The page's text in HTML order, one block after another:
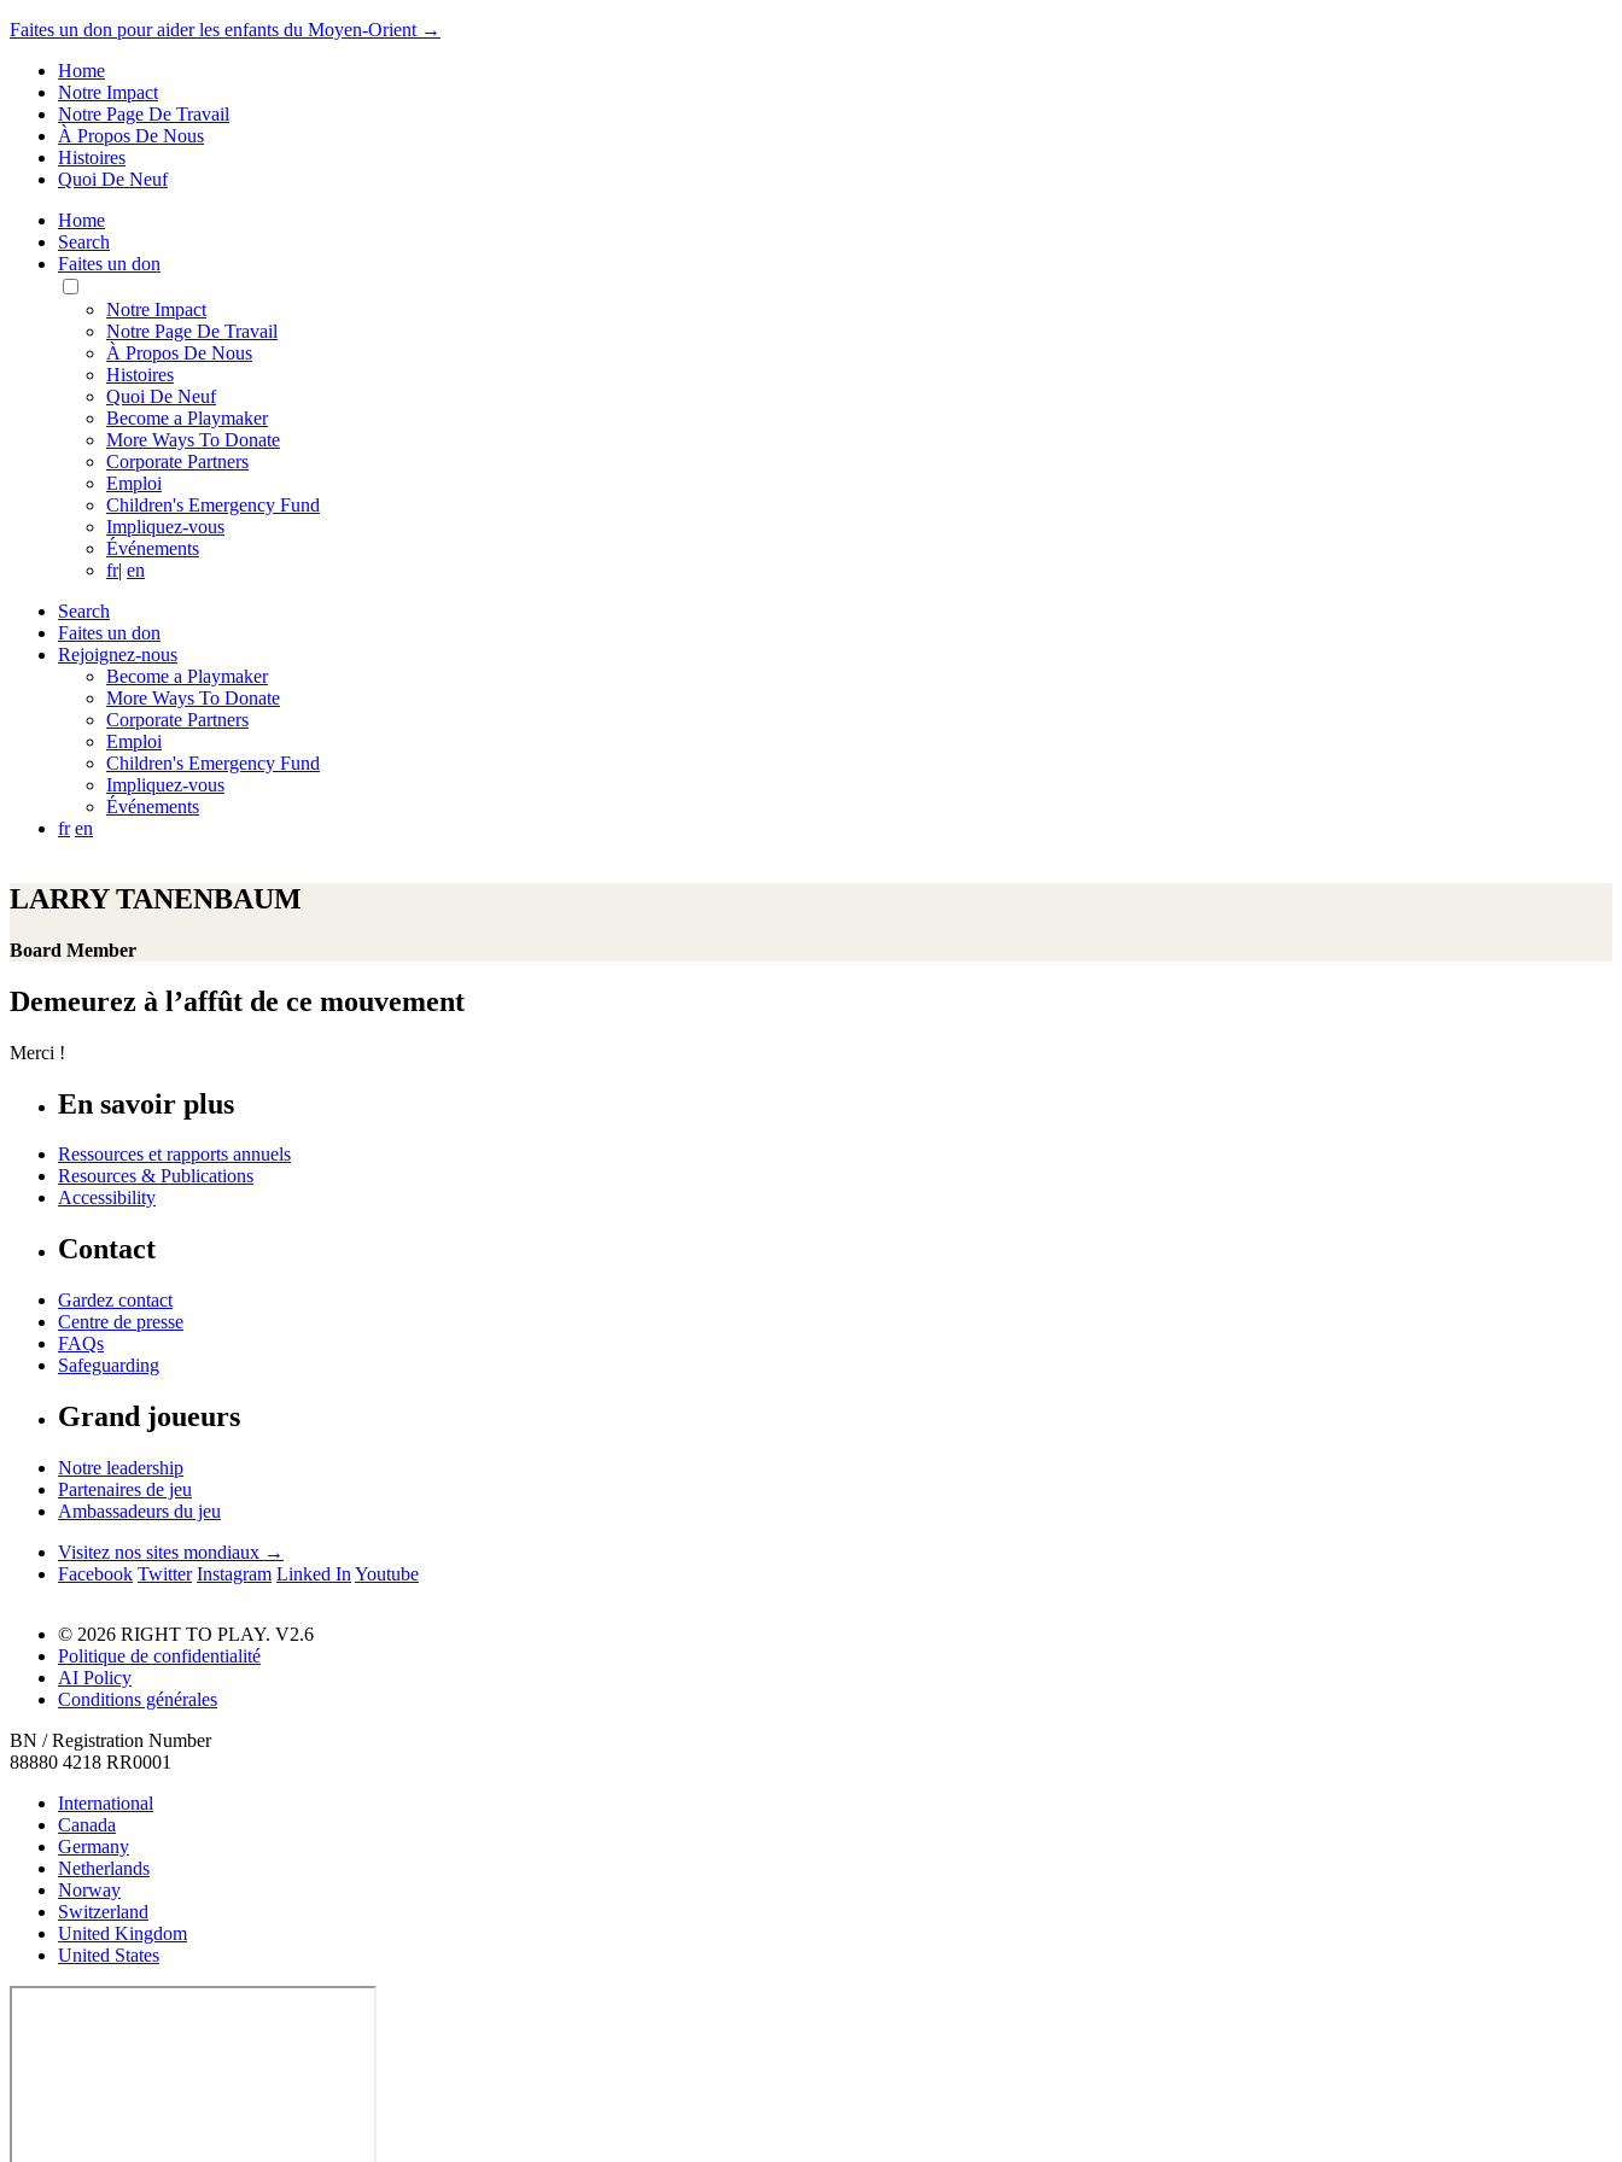
Faites un don pour aider les enfants du Moyen-Orient →
Home
Notre Impact
Notre Page De Travail
À Propos De Nous
Histoires
Quoi De Neuf
Home
Search
Faites un don
Toggle
Mobile
Menu
Notre Impact
Notre Page De Travail
À Propos De Nous
Histoires
Quoi De Neuf
Become a Playmaker
More Ways To Donate
Corporate Partners
Emploi
Children's Emergency Fund
Impliquez-vous
Événements
fr| en
Search
Faites un don
Rejoignez-nous
Become a Playmaker
More Ways To Donate
Corporate Partners
Emploi
Children's Emergency Fund
Impliquez-vous
Événements
fr en
LARRY TANENBAUM
Board Member
Demeurez à l’affût de ce mouvement
Merci !
En savoir plus
Ressources et rapports annuels
Resources & Publications
Accessibility
Contact
Gardez contact
Centre de presse
FAQs
Safeguarding
Grand joueurs
Notre leadership
Partenaires de jeu
Ambassadeurs du jeu
Visitez nos sites mondiaux →
Facebook Twitter Instagram Linked In Youtube
© 2026 RIGHT TO PLAY. V2.6
Politique de confidentialité
AI Policy
Conditions générales
BN / Registration Number
88880 4218 RR0001
International
Canada
Germany
Netherlands
Norway
Switzerland
United Kingdom
United States